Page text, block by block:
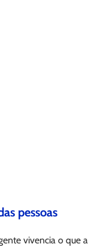
pessoas
vivencia o que a